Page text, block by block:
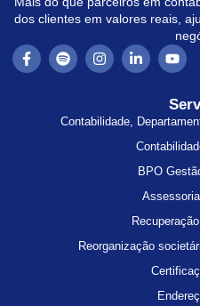
dos clientes em valores reais,
Contabilidade,
BPO
Reorganização